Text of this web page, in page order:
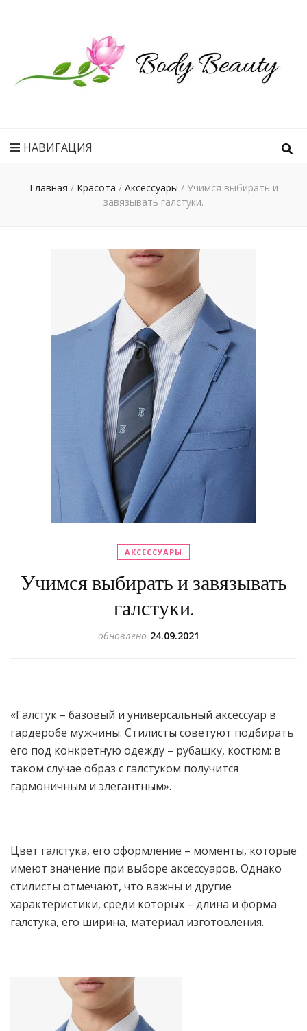
идеального
тела
НАВИГАЦИЯ
Главная / Красота / Аксессуары / Учимся выбирать и
завязывать галстуки.
АКСЕССУАРЫ
Учимся выбирать и завязывать
галстуки.
обновлено 24.09.2021
«Галстук – базовый и универсальный аксессуар в
гардеробе мужчины. Стилисты советуют подбирать
его под конкретную одежду – рубашку, костюм: в
таком случае образ с галстуком получится
гармоничным и элегантным».
Цвет галстука, его оформление – моменты, которые
имеют значение при выборе аксессуаров. Однако
стилисты отмечают, что важны и другие
характеристики, среди которых – длина и форма
галстука, его ширина, материал изготовления.